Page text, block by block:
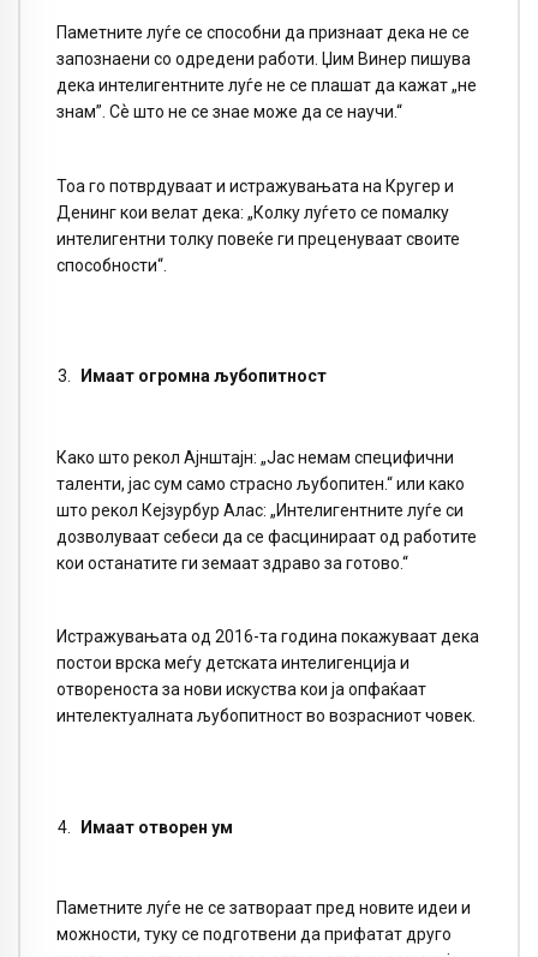
Паметните луѓе се способни да признаат дека не се
запознаени со одредени работи. Џим Винер пишува
дека интелигентните луѓе не се плашат да кажат „не
знам”. Сѐ што не се знае може да се научи.“
Тоа го потврдуваат и истражувањата на Кругер и
Денинг кои велат дека: „Колку луѓето се помалку
интелигентни толку повеќе ги преценуваат своите
способности“.
Имаат огромна љубопитност
Како што рекол Ајнштајн: „Јас немам специфични
таленти, јас сум само страсно љубопитен.“ или како
што рекол Кејзурбур Алас: „Интелигентните луѓе си
дозволуваат себеси да се фасцинираат од работите
кои останатите ги земаат здраво за готово.“
Истражувањата од 2016-та година покажуваат дека
постои врска меѓу детската интелигенција и
отвореноста за нови искуства кои ја опфаќаат
интелектуалната љубопитност во возрасниот човек.
Имаат отворен ум
Паметните луѓе не се затвораат пред новите идеи и
можности, туку се подготвени да прифатат друго